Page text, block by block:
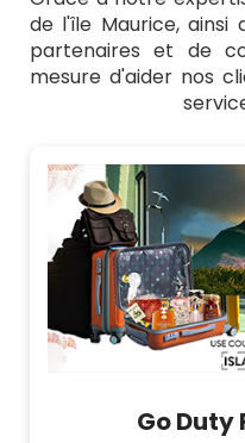
de l'île Maurice, ainsi
partenaires et de
mesure d'aider nos
Go Duty